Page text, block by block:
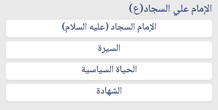
الإمام علي السجاد(ع)
الإمام السجاد (عليه السلام)
السيرة
الحياة السياسية
الشهادة